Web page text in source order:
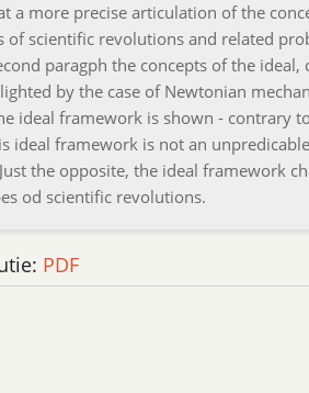
a more precise articulation of the
of scientific revolutions and related
paragph the concepts of the
by the case of Newtonian
ideal framework is shown - contrary
ideal framework is not an
the opposite, the ideal framework
od scientific revolutions.
PDF